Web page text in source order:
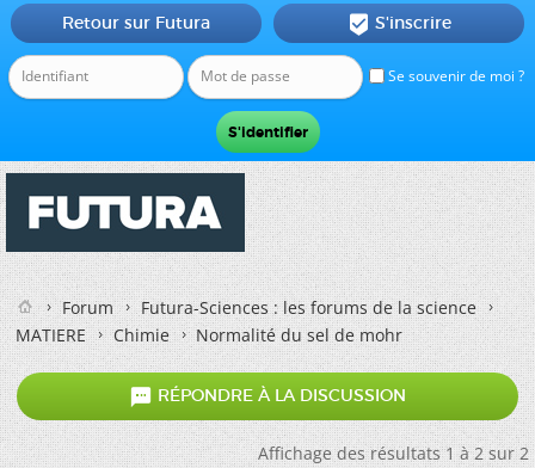
Se souvenir de moi ?
Retour sur Futura  S'inscrire
Forum
Futura-Sciences : les forums de la science
MATIERE
Chimie Normalité du sel de mohr
 RÉPONDRE À LA DISCUSSION
Affichage des résultats 1 à 2 sur 2